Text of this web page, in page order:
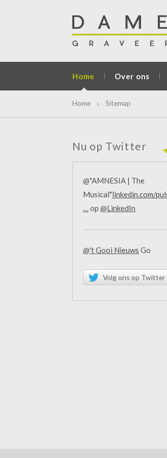
Home Over ons
Home Sitemap
Nu op Twitter
@"AMNESIA | The
Musical"linkedin.com/
… op @LinkedIn
@'t Gooi Nieuws Go
Volg ons op Twitter